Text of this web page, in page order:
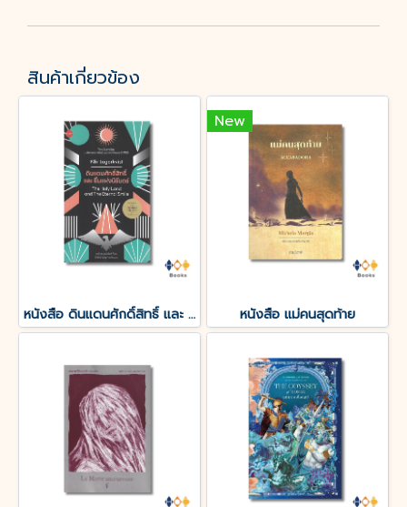
สินค้าเกี่ยวข้อง
หนังสือ ดินแดนศักดิ์สิทธิ์ และ ยิ้มแห่งนิรันดร์
New
หนังสือ แม่คนสุดท้าย